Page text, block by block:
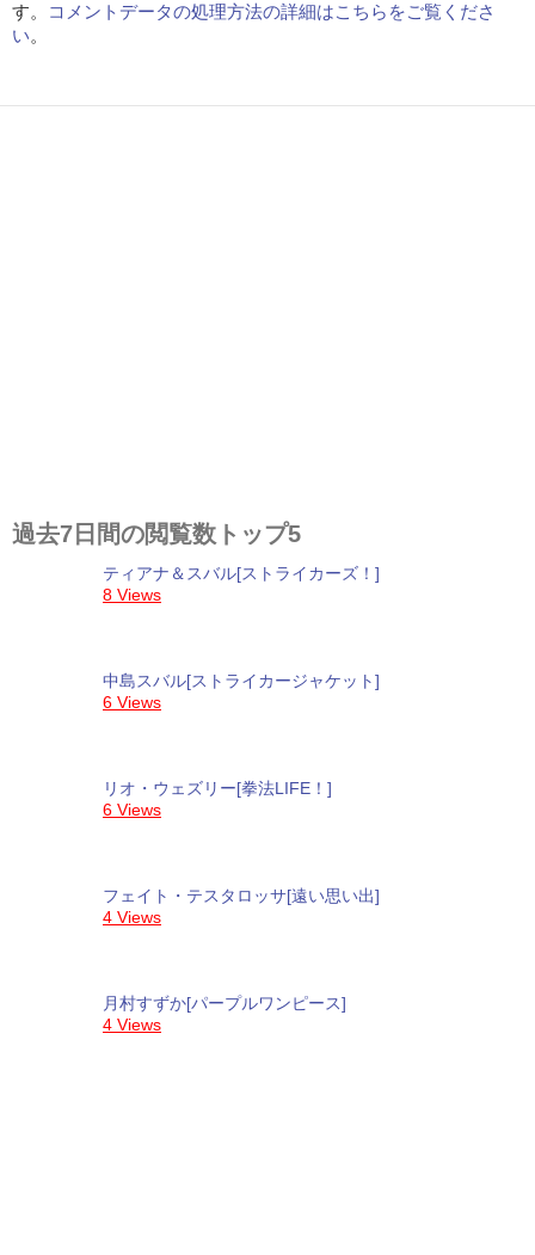
す。
コメントデータの処理方法の詳細はこちらをご覧くださ
い。
過去7日間の閲覧数トップ5
ティアナ＆スバル[ストライカーズ！]
8 Views
中島スバル[ストライカージャケット]
6 Views
リオ・ウェズリー[拳法LIFE！]
6 Views
フェイト・テスタロッサ[遠い思い出]
4 Views
月村すずか[パープルワンピース]
4 Views